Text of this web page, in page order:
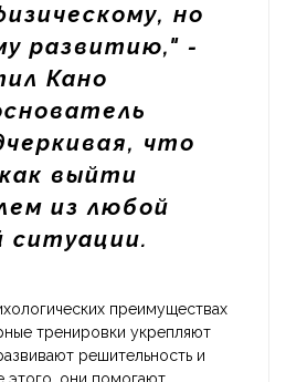
но
развитию," -
Кано
что
выйти
из любой
ситуации.
преимуществах
тренировки укрепляют
решительность и